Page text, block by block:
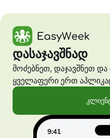
დასაჯავშნად
მოძებნეთ, დაჯავშნეთ და
ყველაფერი ერთ